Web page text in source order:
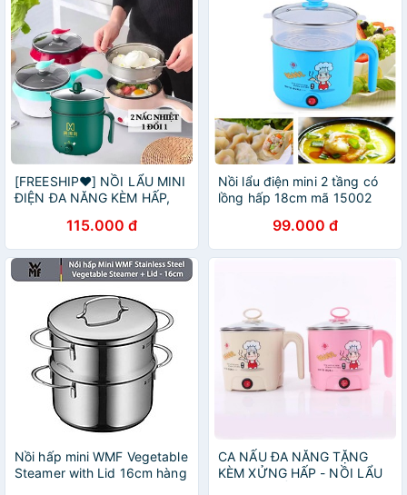
[FREESHIP❤️] NỒI LẨU MINI
ĐIỆN ĐA NĂNG KÈM HẤP,
115.000 đ
Nồi lẩu điện mini 2 tầng có
lồng hấp 18cm mã 15002
99.000 đ
Nồi hấp mini WMF Vegetable
Steamer with Lid 16cm hàng
CA NẤU ĐA NĂNG TẶNG
KÈM XỬNG HẤP - NỒI LẨU